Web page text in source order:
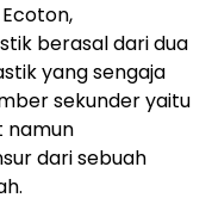
berasal dari dua
yang sengaja
sekunder yaitu
namun
dari sebuah